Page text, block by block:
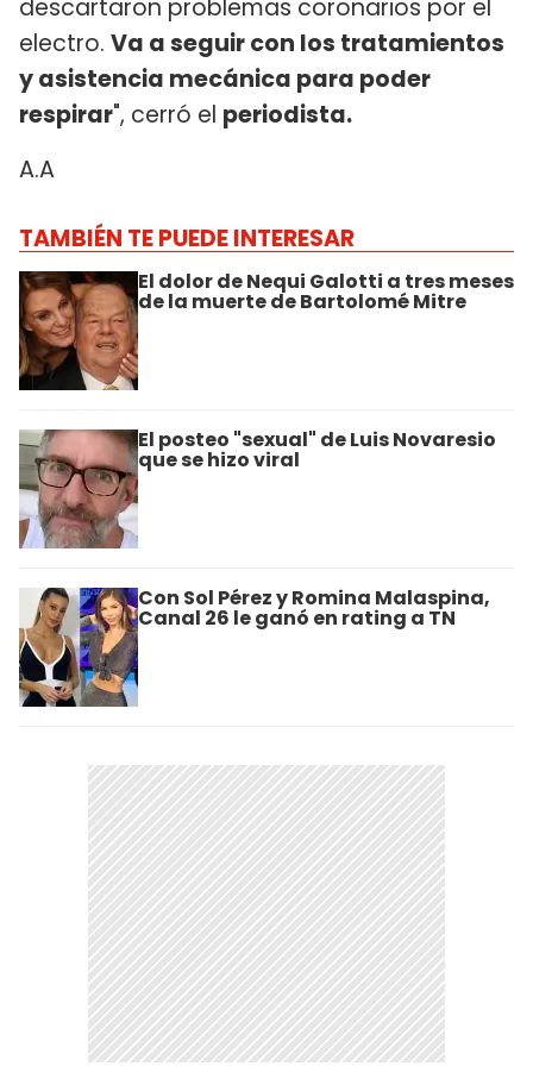
descartaron problemas coronarios por el
electro. Va a seguir con los tratamientos
y asistencia mecánica para poder
respirar", cerró el periodista.
A.A
TAMBIÉN TE PUEDE INTERESAR
El dolor de Nequi Galotti a tres meses
de la muerte de Bartolomé Mitre
El posteo "sexual" de Luis Novaresio
que se hizo viral
Con Sol Pérez y Romina Malaspina,
Canal 26 le ganó en rating a TN